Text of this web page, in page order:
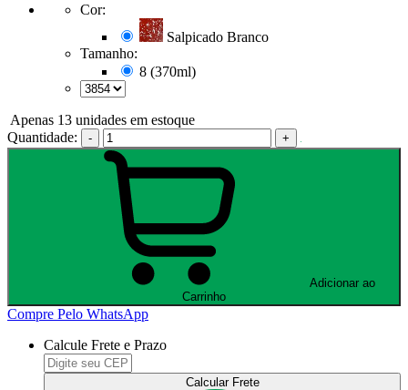
Cor:
Salpicado Branco
Tamanho:
8 (370ml)
Apenas 13 unidades em estoque
Quantidade:
- +
Carrinho
Compre Pelo WhatsApp
Calcule Frete e Prazo
Calcular Frete